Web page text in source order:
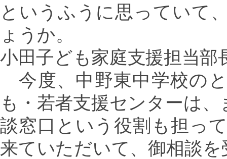
というふうに思っていて
ょうか。
小田子ども家庭支援担当部
今度、中野東中学校の
も・若者支援センターは
談窓口という役割も担っ
来ていただいて、御相談